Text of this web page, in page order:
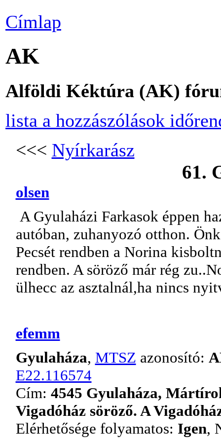
Címlap
AK
Alföldi Kéktúra (AK)
lista a hozzászólások
<<< Nyírkarász
61.
olsen
A Gyulaházi Farkasok éppen
autóban, zuhanyozó otthon.
Pecsét rendben a Norina
rendben. A söröző már rég
ülhecc az asztalnál,ha nincs
efemm
Gyulaháza, MTSZ azonosító:
E22.116574
Cím: 4545 Gyulaháza,
Vigadóház söröző. A
Elérhetősége folyamatos: Igen,